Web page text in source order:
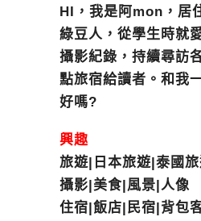
HI，我是阿mon，居
綠豆人，從學生時就
攝影紀錄，持續尋訪
點旅宿給讀者。和我
好嗎?
興趣
旅遊|日本旅遊|泰國
攝影|美食|風景|人像
住宿|飯店|民宿|背包